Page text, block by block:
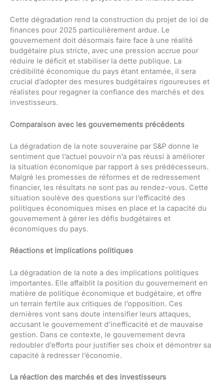
Cette dégradation rend la construction du projet de loi de
finances pour 2025 particulièrement ardue. Le
gouvernement doit désormais faire face à une réalité
budgétaire plus stricte, avec une pression accrue pour
réduire le déficit et stabiliser la dette publique. La
crédibilité économique du pays étant entamée, il sera
crucial d’adopter des mesures budgétaires rigoureuses et
réalistes pour regagner la confiance des marchés et des
investisseurs.
Comparaison avec les gouvernements précédents
La dégradation de la note souveraine par S&P donne le
sentiment que l’actuel pouvoir n’a pas réussi à améliorer
la situation économique par rapport à ses prédécesseurs.
Malgré les promesses de réformes et de redressement
financier, les résultats ne sont pas au rendez-vous. Cette
situation soulève des questions sur l’efficacité des
politiques économiques mises en place et la capacité du
gouvernement à gérer les défis budgétaires et
économiques du pays.
Réactions et implications politiques
La dégradation de la note a des implications politiques
importantes. Elle affaiblit la position du gouvernement en
matière de politique économique et budgétaire, et offre
un terrain fertile aux critiques de l’opposition. Ces
dernières vont sans doute intensifier leurs attaques,
accusant le gouvernement d’inefficacité et de mauvaise
gestion. Dans ce contexte, le gouvernement devra
redoubler d’efforts pour justifier ses choix et démontrer sa
capacité à redresser l’économie.
La réaction des marchés et des investisseurs